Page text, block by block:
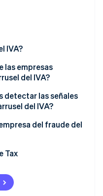
IVA?
las empresas
del IVA?
detectar las señales
del IVA?
del fraude del
reconozca acuerdos
Tax